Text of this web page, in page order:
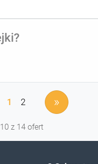
1 2 »
z 14 ofert